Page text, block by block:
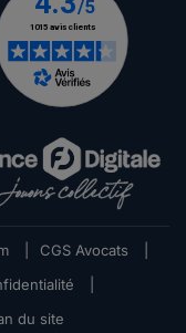
CGS Avocats
du site